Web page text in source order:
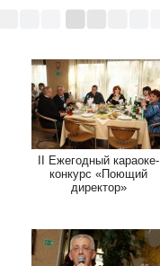
II Ежегодный караоке-
конкурс «Поющий
директор»